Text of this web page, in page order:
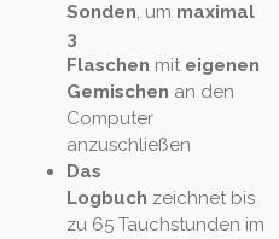
Sonden, um maximal
3
Flaschen mit eigenen
Gemischen an den
Computer
anzuschließen
Das
Logbuch zeichnet bis
zu 65 Tauchstunden im